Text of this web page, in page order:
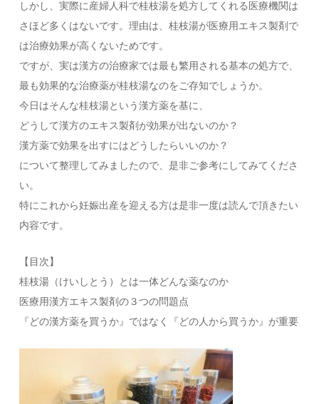
しかし、実際に産婦人科で桂枝湯を処方してくれる医療機関は
さほど多くはないです。理由は、桂枝湯が医療用エキス製剤で
は治療効果が高くないためです。
ですが、実は漢方の治療家では最も繁用される基本の処方で、
最も効果的な治療薬が桂枝湯なのをご存知でしょうか。
今日はそんな桂枝湯という漢方薬を基に、
どうして漢方のエキス製剤が効果が出ないのか？
漢方薬で効果を出すにはどうしたらいいのか？
について整理してみましたので、是非ご参考にしてみてくださ
い。
特にこれから妊娠出産を迎える方は是非一度は読んで頂きたい
内容です。
【目次】
桂枝湯（けいしとう）とは一体どんな薬なのか
医療用漢方エキス製剤の３つの問題点
『どの漢方薬を買うか』ではなく『どの人から買うか』が重要